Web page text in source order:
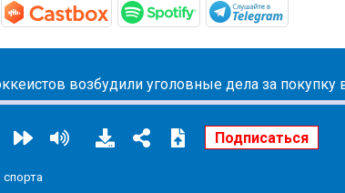
ru/podcast/новости-спорта/
https://music.yandex.ru/album/17571057
https://castbox.fm/channel/
https:// https://